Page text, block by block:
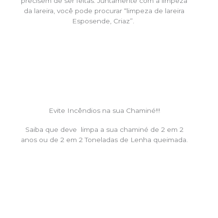
da lareira, você pode procurar “limpeza de lareira
Esposende, Criaz”.
Evite Incêndios na sua Chaminé!!!
Saiba que deve limpa a sua chaminé de 2 em 2
anos ou de 2 em 2 Toneladas de Lenha queimada.